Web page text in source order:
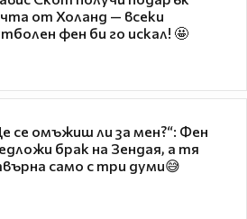
от Холанд — всеки
фен би го искал! 🤩
се омъжиш ли за мен?“: Фен
брак на Зендая, а тя
само с три думи😅